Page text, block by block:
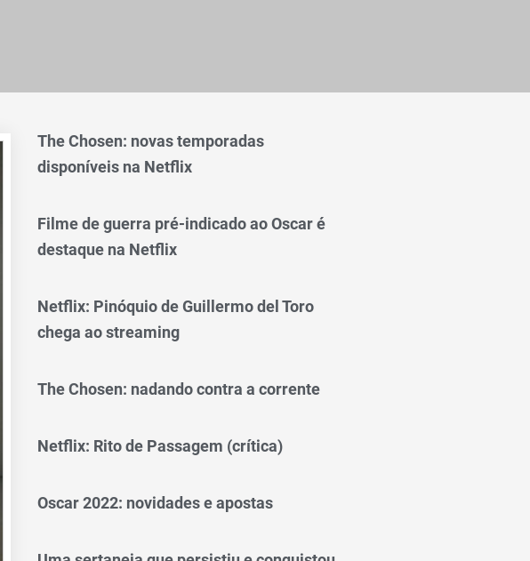
The Chosen: novas temporadas
disponíveis na Netflix
Filme de guerra pré-indicado ao Oscar é
destaque na Netflix
Netflix: Pinóquio de Guillermo del Toro
chega ao streaming
The Chosen: nadando contra a corrente
Netflix: Rito de Passagem (crítica)
Oscar 2022: novidades e apostas